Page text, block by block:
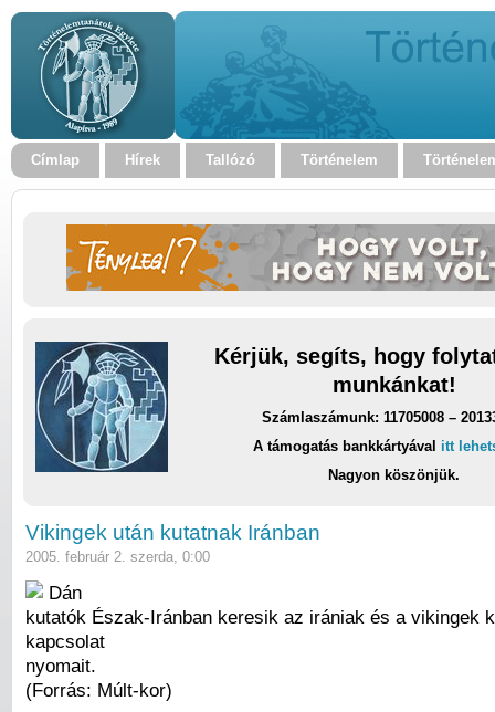
Címlap Hírek Tallózó Történelem
Kérjük, segíts, hogy
munkánkat!
Számlaszámunk: 11705008 –
A támogatás bankkártyával itt
Nagyon köszönjük.
Vikingek után kutatnak Iránban
2005. február 2. szerda, 0:00
Dán
kutatók Észak-Iránban keresik az irániak és a vikingek
kapcsolat
nyomait.
(Forrás: Múlt-kor)